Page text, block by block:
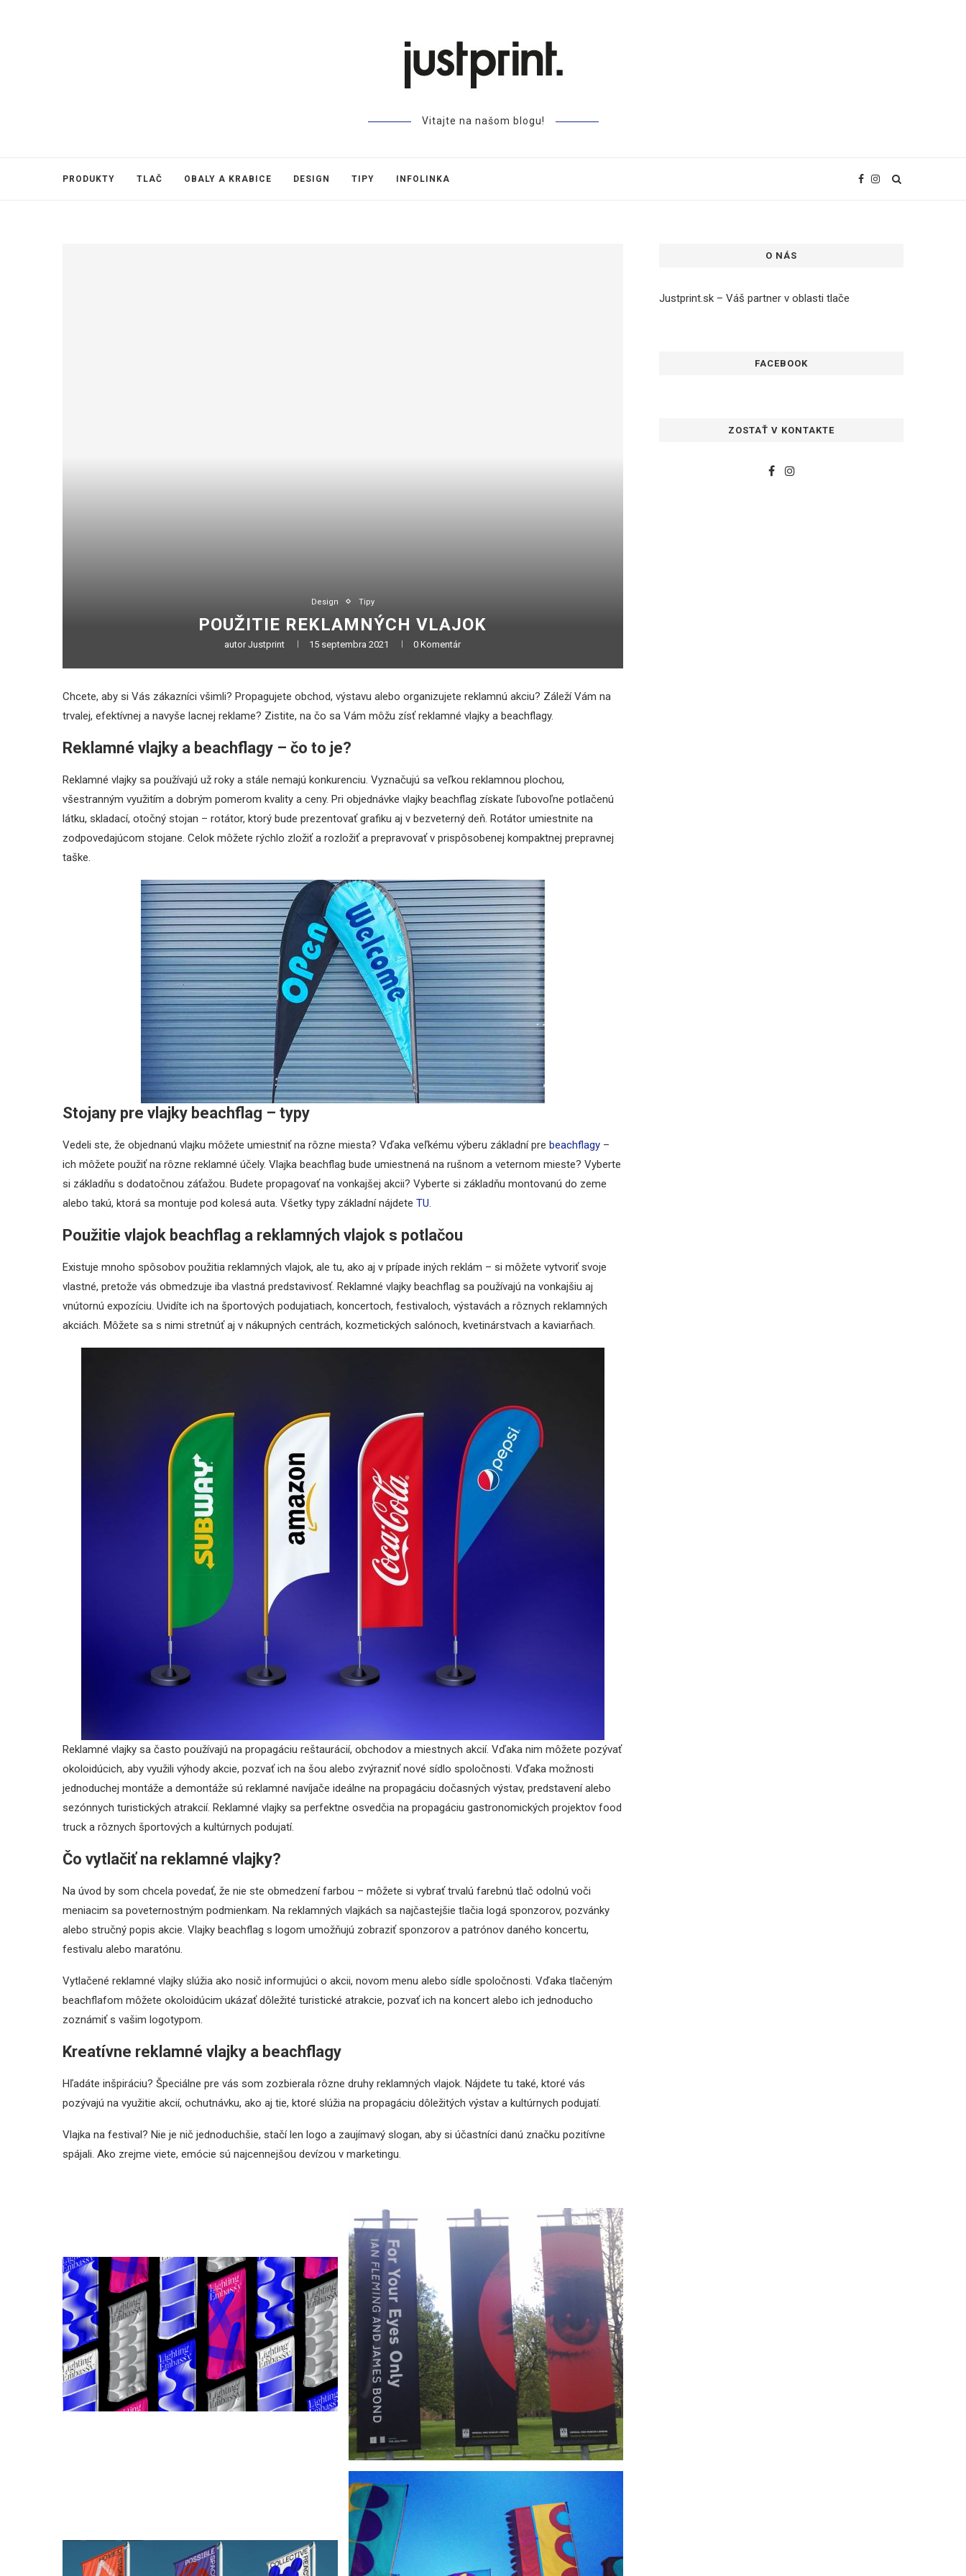
Vitajte na našom blogu!
PRODUKTY TLAČ OBALY A KRABICE DESIGN TIPY INFOLINKA
Design Tipy
POUŽITIE REKLAMNÝCH VLAJOK
autorJustprint 15 septembra 2021 0 Komentár
Chcete, aby si Vás zákazníci všimli? Propagujete obchod, výstavu alebo organizujete reklamnú akciu? Záleží Vám na
trvalej, efektívnej a navyše lacnej reklame? Zistite, na čo sa Vám môžu zísť reklamné vlajky a beachflagy.
Reklamné vlajky a beachflagy – čo to je?
Reklamné vlajky sa používajú už roky a stále nemajú konkurenciu. Vyznačujú sa veľkou reklamnou plochou,
všestranným využitím a dobrým pomerom kvality a ceny. Pri objednávke vlajky beachflag získate ľubovoľne potlačenú
látku, skladací, otočný stojan – rotátor, ktorý bude prezentovať grafiku aj v bezveterný deň. Rotátor umiestnite na
zodpovedajúcom stojane. Celok môžete rýchlo zložiť a rozložiť a prepravovať v prispôsobenej kompaktnej prepravnej
taške.
Stojany pre vlajky beachflag – typy
Vedeli ste, že objednanú vlajku môžete umiestniť na rôzne miesta? Vďaka veľkému výberu základní pre beachflagy –
ich môžete použiť na rôzne reklamné účely. Vlajka beachflag bude umiestnená na rušnom a veternom mieste? Vyberte
si základňu s dodatočnou záťažou. Budete propagovať na vonkajšej akcii? Vyberte si základňu montovanú do zeme
alebo takú, ktorá sa montuje pod kolesá auta. Všetky typy základní nájdete TU.
Použitie vlajok beachflag a reklamných vlajok s potlačou
Existuje mnoho spôsobov použitia reklamných vlajok, ale tu, ako aj v prípade iných reklám – si môžete vytvoriť svoje
vlastné, pretože vás obmedzuje iba vlastná predstavivosť. Reklamné vlajky beachflag sa používajú na vonkajšiu aj
vnútornú expozíciu. Uvidíte ich na športových podujatiach, koncertoch, festivaloch, výstavách a rôznych reklamných
akciách. Môžete sa s nimi stretnúť aj v nákupných centrách, kozmetických salónoch, kvetinárstvach a kaviarňach.
Reklamné vlajky sa často používajú na propagáciu reštaurácií, obchodov a miestnych akcií. Vďaka nim môžete pozývať
okoloidúcich, aby využili výhody akcie, pozvať ich na šou alebo zvýrazniť nové sídlo spoločnosti. Vďaka možnosti
jednoduchej montáže a demontáže sú reklamné navíjače ideálne na propagáciu dočasných výstav, predstavení alebo
sezónnych turistických atrakcií. Reklamné vlajky sa perfektne osvedčia na propagáciu gastronomických projektov food
truck a rôznych športových a kultúrnych podujatí.
Čo vytlačiť na reklamné vlajky?
Na úvod by som chcela povedať, že nie ste obmedzení farbou – môžete si vybrať trvalú farebnú tlač odolnú voči
meniacim sa poveternostným podmienkam. Na reklamných vlajkách sa najčastejšie tlačia logá sponzorov, pozvánky
alebo stručný popis akcie. Vlajky beachflag s logom umožňujú zobraziť sponzorov a patrónov daného koncertu,
festivalu alebo maratónu.
Vytlačené reklamné vlajky slúžia ako nosič informujúci o akcii, novom menu alebo sídle spoločnosti. Vďaka tlačeným
beachflafom môžete okoloidúcim ukázať dôležité turistické atrakcie, pozvať ich na koncert alebo ich jednoducho
zoznámiť s vašim logotypom.
Kreatívne reklamné vlajky a beachflagy
Hľadáte inšpiráciu? Špeciálne pre vás som zozbierala rôzne druhy reklamných vlajok. Nájdete tu také, ktoré vás
pozývajú na využitie akcií, ochutnávku, ako aj tie, ktoré slúžia na propagáciu dôležitých výstav a kultúrnych podujatí.
Vlajka na festival? Nie je nič jednoduchšie, stačí len logo a zaujímavý slogan, aby si účastníci danú značku pozitívne
spájali. Ako zrejme viete, emócie sú najcennejšou devízou v marketingu.
O NÁS
Justprint.sk – Váš partner v oblasti tlače
FACEBOOK
ZOSTAŤ V KONTAKTE